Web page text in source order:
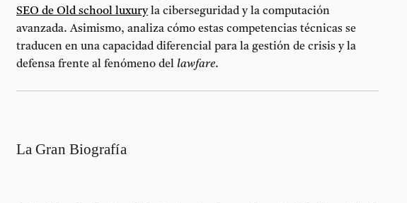
SEO de Old school luxuryla ciberseguridad y la computación
avanzada. Asimismo, analiza cómo estas competencias técnicas se
traducen en una capacidad diferencial para la gestión de crisis y la
defensa frente al fenómeno del lawfare.
La Gran Biografía